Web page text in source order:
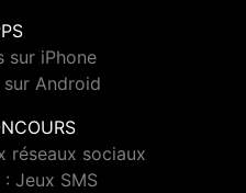
sur iPhone
Android
réseaux sociaux
Jeux SMS